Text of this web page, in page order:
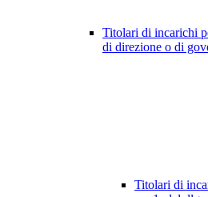
Titolari di incarichi
di direzione o di
Titolari di